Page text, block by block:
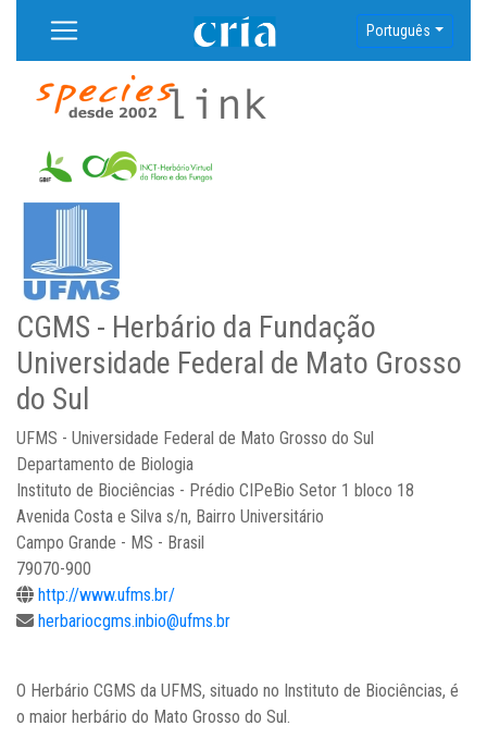
Português
CGMS - Herbário da Fundação
Universidade Federal de Mato Grosso
do Sul
UFMS - Universidade Federal de Mato Grosso do Sul
Departamento de Biologia
Instituto de Biociências - Prédio CIPeBio Setor 1 bloco 18
Avenida Costa e Silva s/n, Bairro Universitário
Campo Grande - MS - Brasil
79070-900
http://www.ufms.br/
herbariocgms.inbio@ufms.br
O Herbário CGMS da UFMS, situado no Instituto de Biociências, é
o maior herbário do Mato Grosso do Sul.